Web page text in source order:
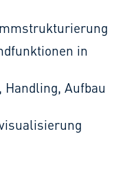
in
Aufbau